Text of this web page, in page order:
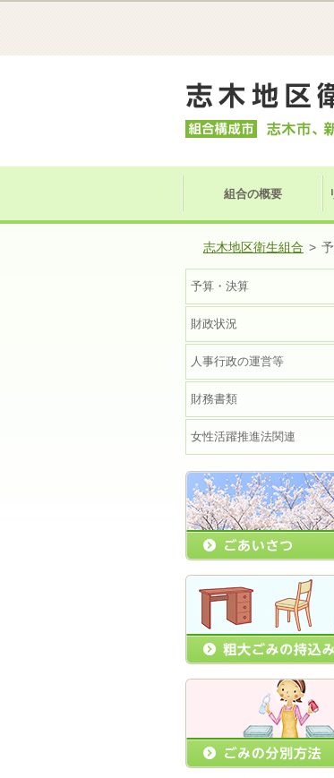
組合の概要
志木地区衛生組合 >
予算・決算
財政状況
人事行政の運営等
財務書類
女性活躍推進法関連